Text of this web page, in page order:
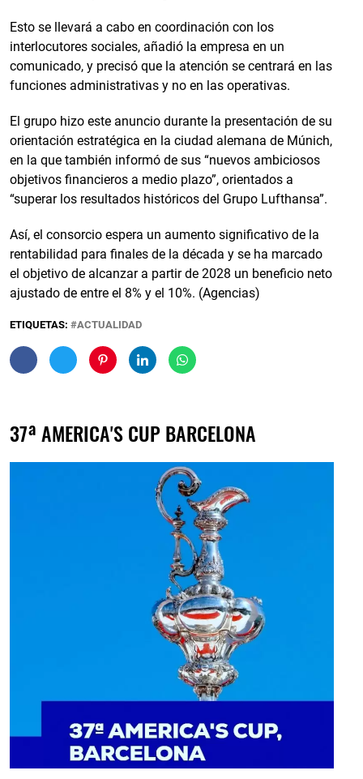
Esto se llevará a cabo en coordinación con los
interlocutores sociales, añadió la empresa en un
comunicado, y precisó que la atención se centrará en las
funciones administrativas y no en las operativas.
El grupo hizo este anuncio durante la presentación de su
orientación estratégica en la ciudad alemana de Múnich,
en la que también informó de sus “nuevos ambiciosos
objetivos financieros a medio plazo”, orientados a
“superar los resultados históricos del Grupo Lufthansa”.
Así, el consorcio espera un aumento significativo de la
rentabilidad para finales de la década y se ha marcado
el objetivo de alcanzar a partir de 2028 un beneficio neto
ajustado de entre el 8% y el 10%. (Agencias)
ETIQUETAS: ACTUALIDAD
37ª AMERICA'S CUP BARCELONA